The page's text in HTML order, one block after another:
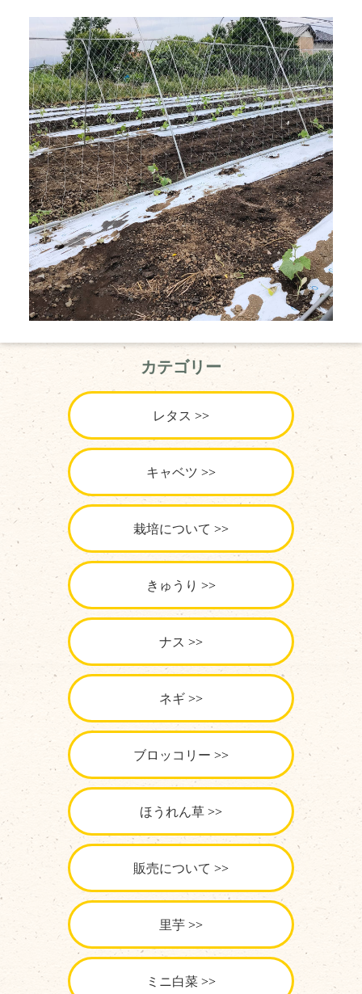
カテゴリー
レタス
キャベツ
栽培について
きゅうり
ナス
ネギ
ブロッコリー
ほうれん草
販売について
里芋
ミニ白菜